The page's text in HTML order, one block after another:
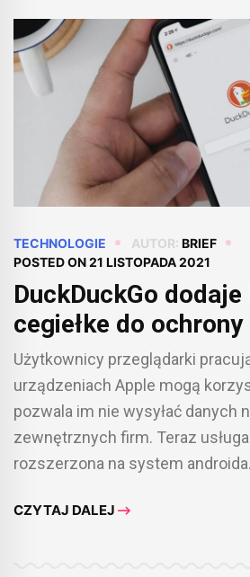
TECHNOLOGIE AUTOR: BRIEF
POSTED ON21 LISTOPADA 2021
DuckDuckGo
cegiełke do
Użytkownicy przeglądarki
urządzeniach Apple mogą
pozwala im nie wysyłać danych
zewnętrznych firm. Teraz usługa
rozszerzona na system androida.
CZYTAJ DALEJ